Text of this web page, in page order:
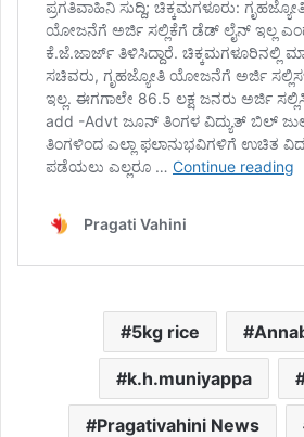
5kg rice
k.h.muniyappa
Pragativahini News